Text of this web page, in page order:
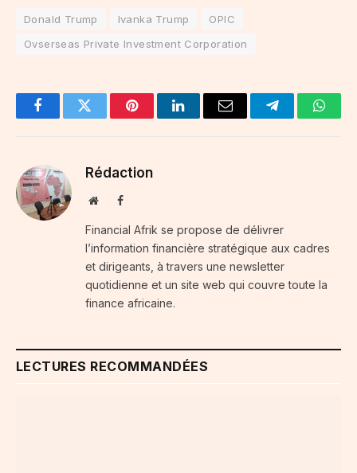
Donald Trump Ivanka Trump
OPIC
Ovserseas Private Investment Corporation
FacebookTwitter PinterestLinkedInEmail Telegram
Rédaction
WebsiteFacebook
Financial Afrik se propose de délivrer
l’information financière stratégique aux cadres
et dirigeants, à travers une newsletter
quotidienne et un site web qui couvre toute la
finance africaine.
LECTURES RECOMMANDÉES